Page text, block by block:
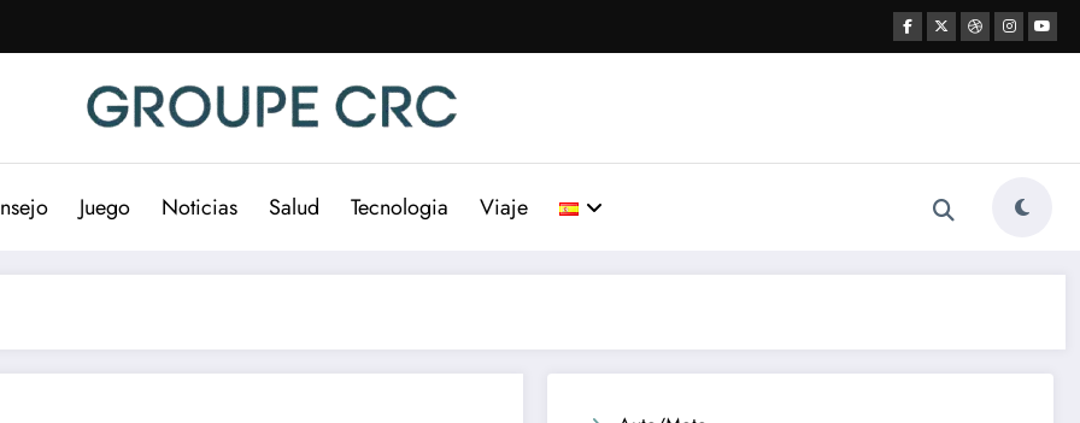
Juego Noticias Salud Tecnologia Viaje